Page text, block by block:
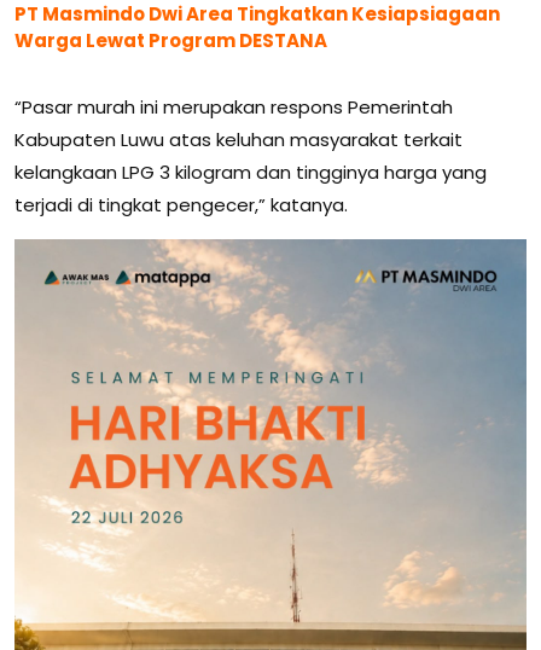
PT Masmindo Dwi Area Tingkatkan Kesiapsiagaan
Warga Lewat Program DESTANA
“Pasar murah ini merupakan respons Pemerintah
Kabupaten Luwu atas keluhan masyarakat terkait
kelangkaan LPG 3 kilogram dan tingginya harga yang
terjadi di tingkat pengecer,” katanya.